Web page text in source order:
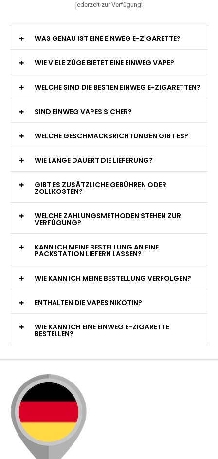
jederzeit zur Verfügung!
WAS GENAU IST EINE EINWEG E-ZIGARETTE?
WIE VIELE ZÜGE BIETET EINE EINWEG VAPE?
WELCHE SIND DIE BESTEN EINWEG E-ZIGARETTEN?
SIND EINWEG VAPES SICHER?
WELCHE GESCHMACKSRICHTUNGEN GIBT ES?
WIE LANGE DAUERT DIE LIEFERUNG?
GIBT ES ZUSÄTZLICHE GEBÜHREN ODER
ZOLLKOSTEN?
WELCHE ZAHLUNGSMETHODEN STEHEN ZUR
VERFÜGUNG?
KANN ICH MEINE BESTELLUNG AN EINE
PACKSTATION LIEFERN LASSEN?
WIE KANN ICH MEINE BESTELLUNG VERFOLGEN?
ENTHALTEN DIE VAPES NIKOTIN?
WIE KANN ICH EINE EINWEG E-ZIGARETTE
BESTELLEN?